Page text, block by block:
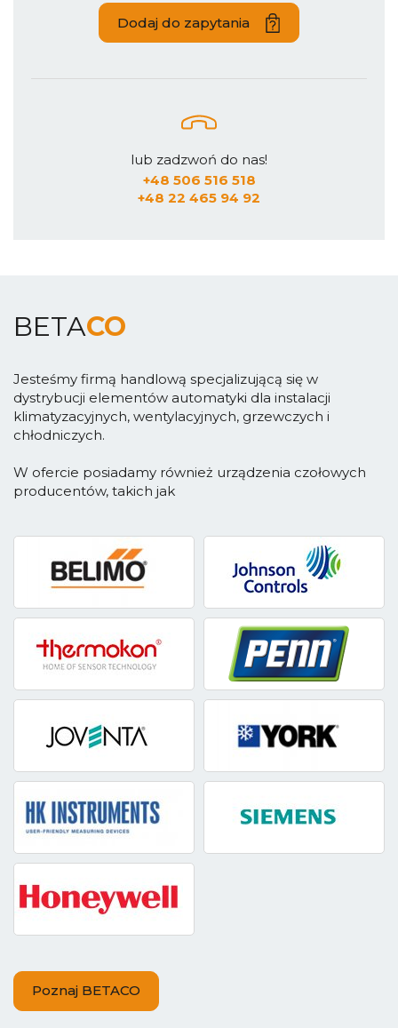
Dodaj do zapytania
lub zadzwoń do nas!
+48 506 516 518
+48 22 465 94 92
BETACO
Jesteśmy firmą handlową specjalizującą się w
dystrybucji elementów automatyki dla instalacji
klimatyzacyjnych, wentylacyjnych, grzewczych i
chłodniczych.
W ofercie posiadamy również urządzenia czołowych
producentów, takich jak
Poznaj BETACO